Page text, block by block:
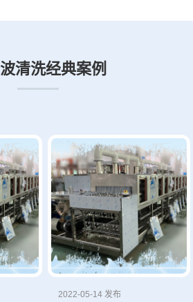
清洗经典案例
2022-05-14 发布